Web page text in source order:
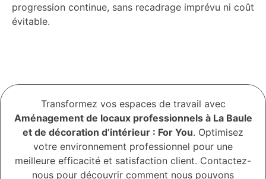
progression continue, sans recadrage imprévu ni coût
évitable.
Transformez vos espaces de travail avec
Aménagement de locaux professionnels à La Baule
et de décoration d’intérieur : For You. Optimisez
votre environnement professionnel pour une
meilleure efficacité et satisfaction client. Contactez-
nous pour découvrir comment nous pouvons